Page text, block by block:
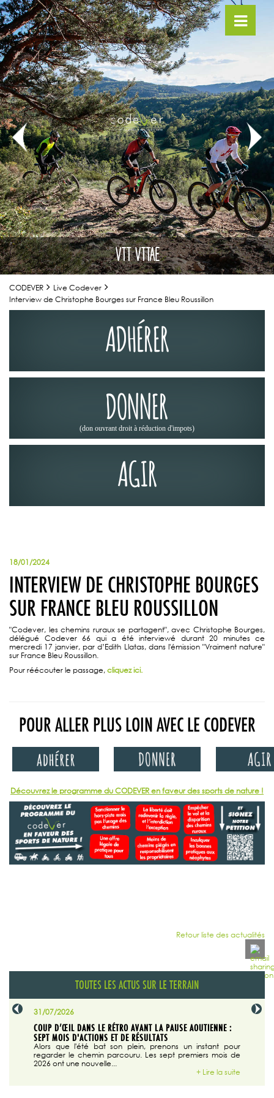
VTT VTTAE
CODEVER
Live Codever
Interview de Christophe Bourges sur France Bleu Roussillon
ADHÉRER
DONNER
(don ouvrant droit à réduction d'impots)
AGIR
18/01/2024
INTERVIEW DE CHRISTOPHE BOURGES
SUR FRANCE BLEU ROUSSILLON
"Codever, les chemins ruraux se partagent", avec Christophe Bourges,
délégué Codever 66 qui a été interviewé durant 20 minutes ce
mercredi 17 janvier, par d’Edith Llatas, dans l'émission "Vraiment nature"
sur France Bleu Roussillon.
Pour réécouter le passage,cliquez ici.
POUR ALLER PLUS LOIN AVEC LE CODEVER
Découvrez le programme du CODEVER en faveur des sports de nature !
Retour liste des actualités
TOUTES LES ACTUS SUR LE TERRAIN
31/07/2026
COUP D’ŒIL DANS LE RÉTRO AVANT LA PAUSE AOUTIENNE :
SEPT MOIS D'ACTIONS ET DE RÉSULTATS
Alors que l'été bat son plein, prenons un instant pour
regarder le chemin parcouru. Les sept premiers mois de
2026 ont une nouvelle...
+ Lire la suite
29/07/